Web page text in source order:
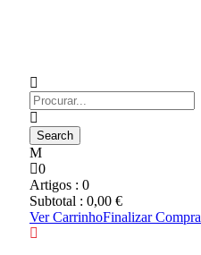
0
Artigos : 0
Subtotal : 0,00 €
Ver CarrinhoFinalizar Compra